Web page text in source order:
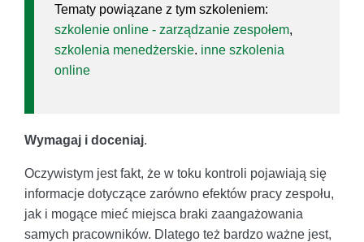
Tematy powiązane z tym szkoleniem:
szkolenie online - zarządzanie zespołem,
szkolenia menedżerskie. inne szkolenia
online
Wymagaj i doceniaj.
Oczywistym jest fakt, że w toku kontroli pojawiają się
informacje dotyczące zarówno efektów pracy zespołu,
jak i mogące mieć miejsca braki zaangażowania
samych pracowników. Dlatego też bardzo ważne jest,